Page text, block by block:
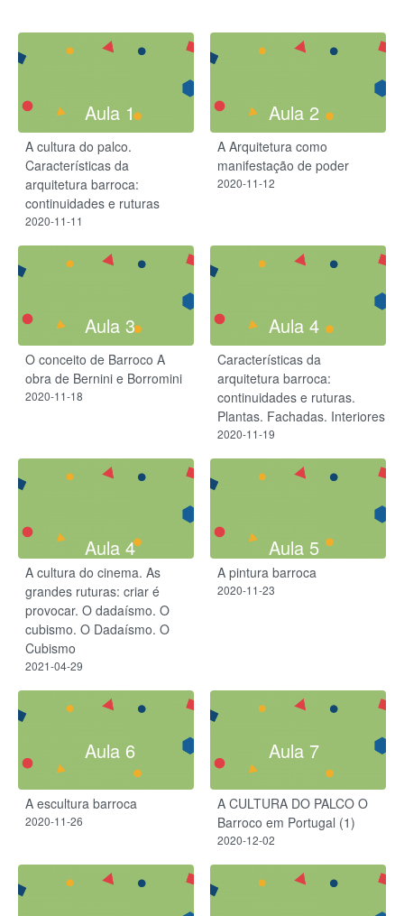
Aula 1
A cultura do palco.
Características da
arquitetura barroca:
continuidades e ruturas
2020-11-11
Aula 2
A Arquitetura como
manifestação de poder
2020-11-12
Aula 3
O conceito de Barroco A
obra de Bernini e Borromini
2020-11-18
Aula 4
Características da
arquitetura barroca:
continuidades e ruturas.
Plantas. Fachadas. Interiores
2020-11-19
Aula 4
A cultura do cinema. As
grandes ruturas: criar é
provocar. ​O dadaísmo. O
cubismo. O Dadaísmo.​ O
Cubismo​
2021-04-29
Aula 5
A pintura barroca
2020-11-23
Aula 6
A escultura barroca
2020-11-26
Aula 7
A CULTURA DO PALCO O
Barroco em Portugal (1)
2020-12-02